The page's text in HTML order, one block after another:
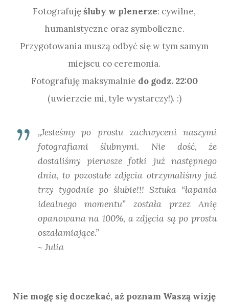
Fotografujęśluby w plenerze: cywilne,
humanistyczne oraz symboliczne.
Przygotowania muszą odbyć się w tym samym
miejscu co ceremonia.
Fotografuję maksymalnie do godz. 22:00
(uwierzcie mi, tyle wystarczy!). :)
„Jesteśmy po prostu zachwyceni naszymi
fotografiami ślubnymi. Nie dość, że
dostaliśmy pierwsze fotki już następnego
dnia, to pozostałe zdjęcia otrzymaliśmy już
trzy tygodnie po ślubie!!! Sztuka “łapania
idealnego momentu” została przez Anię
opanowana na 100%, a zdjęcia są po prostu
oszałamiające.”
~ Julia
Nie mogę się doczekać, aż poznam Waszą wizję